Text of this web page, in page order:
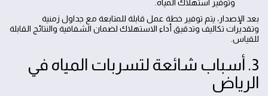
وتوفير استهلاك المياه.
بعد الإصدار، يتم توفير خطة عمل قابلة للمتابعة مع جداول زمنية
وتقديرات تكاليف وتدقيق أداء الاستهلاك لضمان الشفافية والنتائج القابلة
للقياس.
3. أسباب شائعة لتسربات المياه في
الرياض